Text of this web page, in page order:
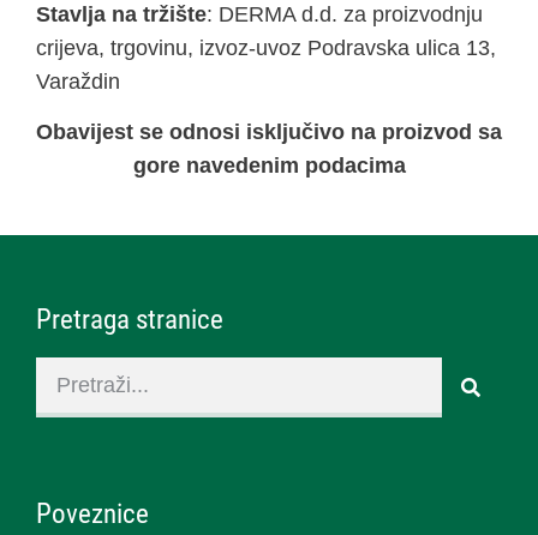
Stavlja na tržište: DERMA d.d. za proizvodnju
crijeva, trgovinu, izvoz-uvoz Podravska ulica 13,
Varaždin
Obavijest se odnosi isključivo na proizvod sa
gore navedenim podacima
Pretraga stranice
Poveznice